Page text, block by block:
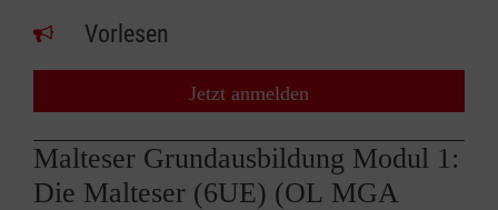
Vorlesen
Jetzt anmelden
Malteser Grundausbildung Modul 1:
Die Malteser (6UE) (OL MGA